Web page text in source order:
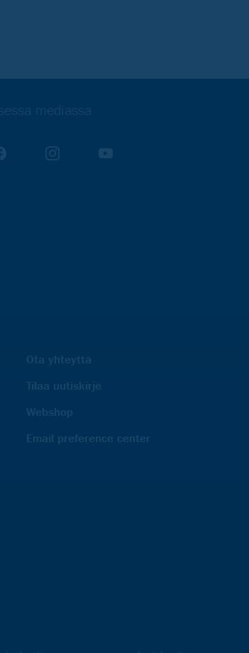
mediassa
Ota yhteyttä
Tilaa uutiskirje
Webshop
Email preference center